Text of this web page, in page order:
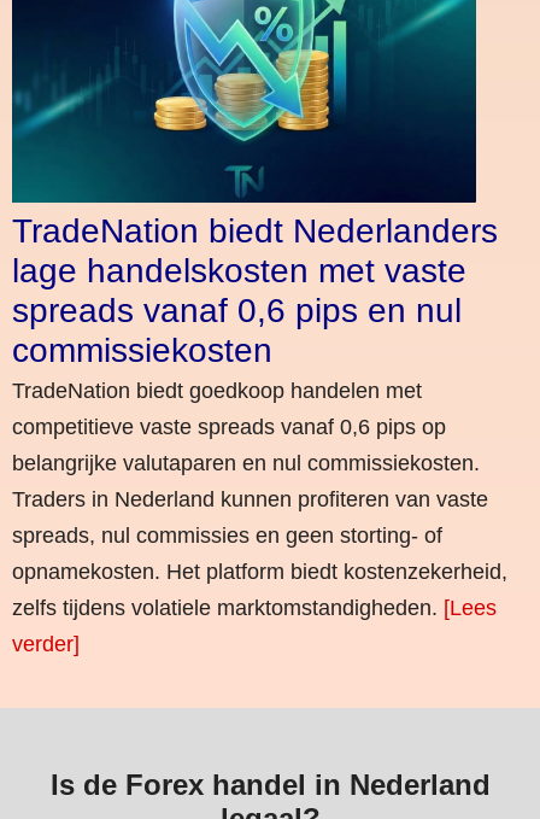
TradeNation biedt Nederlanders
lage handelskosten met vaste
spreads vanaf 0,6 pips en nul
commissiekosten
TradeNation biedt goedkoop handelen met
competitieve vaste spreads vanaf 0,6 pips op
belangrijke valutaparen en nul commissiekosten.
Traders in Nederland kunnen profiteren van vaste
spreads, nul commissies en geen storting- of
opnamekosten. Het platform biedt kostenzekerheid,
zelfs tijdens volatiele marktomstandigheden. [Lees
verder]
Is de Forex handel in Nederland